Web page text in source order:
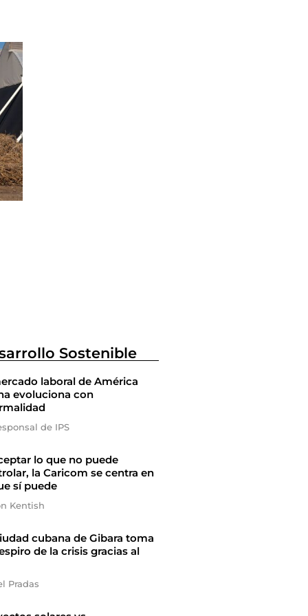
Sostenible
laboral de América
evoluciona con
de IPS
lo que no puede
la Caricom se centra en
sí puede
Kentish
cubana de Gibara toma
de la crisis gracias al
Pradas